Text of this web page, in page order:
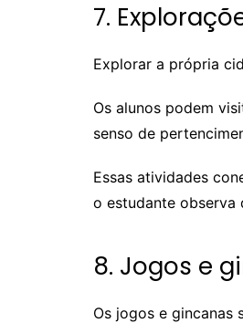
7.
Explorar a própria
Os alunos podem
senso de
Essas atividades
o estudante observa
8. Jogos e
Os jogos e gincanas